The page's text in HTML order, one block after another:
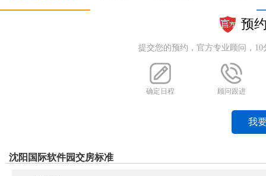
预
提交您的预约，官方专业顾问，
确定日程 顾问跟进
我
沈阳国际软件园交房标准